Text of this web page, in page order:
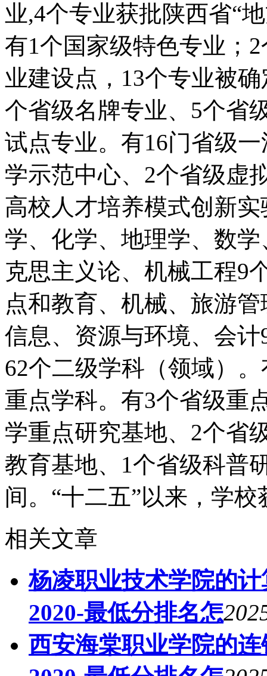
业,4个专业获批陕西省“
有1个国家级特色专业；
业建设点，13个专业被
个省级名牌专业、5个省
试点专业。有16门省级
学示范中心、2个省级虚
高校人才培养模式创新
学、化学、地理学、数
克思主义论、机械工程9
点和教育、机械、旅游
信息、资源与环境、会
62个二级学科（领域）
重点学科。有3个省级重
学重点研究基地、2个省
教育基地、1个省级科普
间。“十二五”以来，学
相关文章
杨凌职业技术学院的
2020-最低分排名怎
西安海棠职业学院的